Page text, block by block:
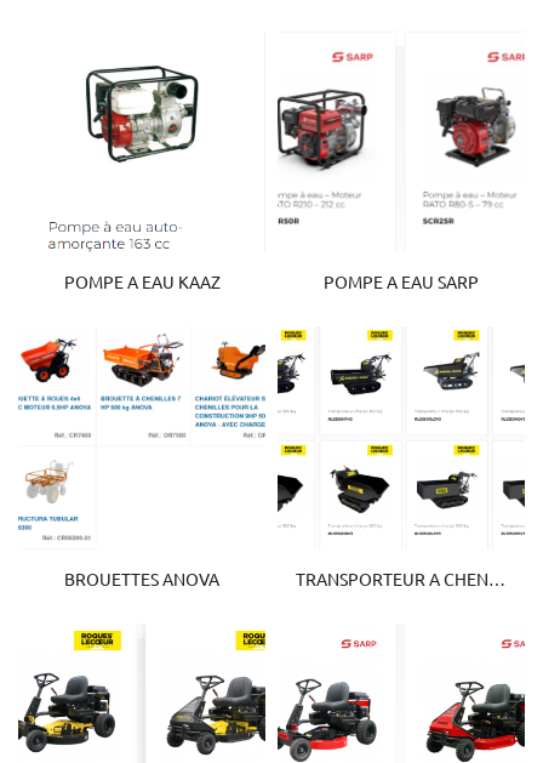
POMPE A EAU KAAZ POMPE A EAU SARP
BROUETTES ANOVA TRANSPORTEUR A CHENILLE ROQUES ET LECOEUR